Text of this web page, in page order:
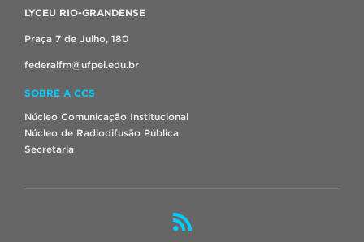
LYCEU RIO-GRANDENSE
Praça 7 de Julho, 180
federalfm@ufpel.edu.br
SOBRE A CCS
Núcleo Comunicação Institucional
Núcleo de Radiodifusão Pública
Secretaria